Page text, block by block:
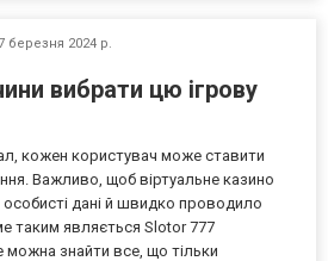
березня 2024 р.
вибрати цю ігрову
кожен користувач може ставити
Важливо, щоб віртуальне казино
дані й швидко проводило
таким являється Slotor 777
знайти все, що тільки